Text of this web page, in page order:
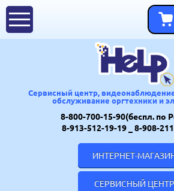
Сервисный центр,
обслуживание оргтехники и
8-800-700-15-90(беспл. по
8-913-512-19-19
_ 8-908-
ИНТЕРНЕТ-
СЕРВИСНЫЙ ЦЕНТР